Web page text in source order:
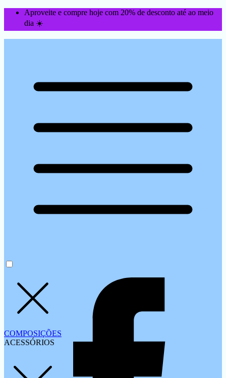
Aproveite e compre hoje com 20% de desconto até ao meio
dia ☀️
COMPOSIÇÕES
ACESSÓRIOS